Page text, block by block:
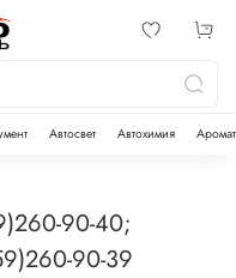
Автосвет Автохимия
90-40;
90-39